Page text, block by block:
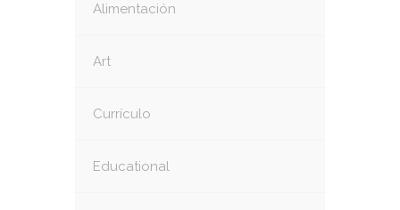
Alimentación
Art
Currículo
Educational